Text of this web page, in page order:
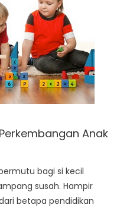
Anak
bagi si kecil
susah. Hampir
betapa pendidikan